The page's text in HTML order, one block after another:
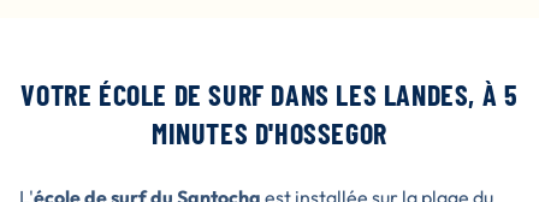
VOTRE ÉCOLE DE SURF DANS LES LANDES, À 5
MINUTES D'HOSSEGOR
L'école de surf du Santocha est installée sur la plage du